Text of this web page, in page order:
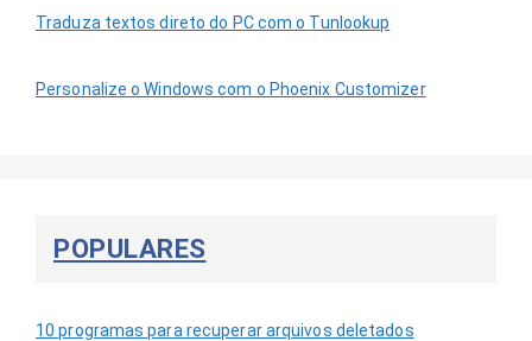
Traduza textos direto do PC com o Tunlookup
Personalize o Windows com o Phoenix Customizer
POPULARES
10 programas para recuperar arquivos deletados